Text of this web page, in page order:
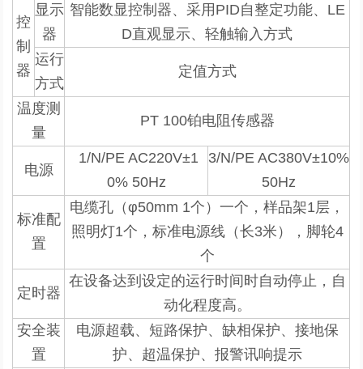
控
制
器
显示
器
智能数显控制器、 采用 PID自整定功能、 LE
D直观显示、轻触输入方式
运行
方式
定值方式
温度测
量
PT 100铂电阻传感器
电源
1/N/PE AC220V±1
0% 50Hz
3/N/PE AC380V±10%
50Hz
标准配
置
电缆孔（φ50mm 1个）一个，样品架1层，
照明灯1个，标准电源线（长3米），脚轮4
个
定时器
在设备达到设定的运行时间时自动停止，自
动化程度高。
安全装
置
电源超载、短路保护、缺相保护、接地保
护、超温保护、报警讯响提示